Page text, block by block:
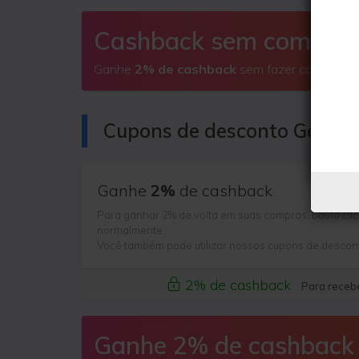
Cashback sem comprar
Ganhe 2% de cashback sem fazer compras
Cupons de desconto
Ganhe 2% de cashback
Para ganhar 2% de volta em suas compras, basta
normalmente.
Você também pode utilizar nossos cupons de
2% de cashback Para
Ganhe 2% de cashback